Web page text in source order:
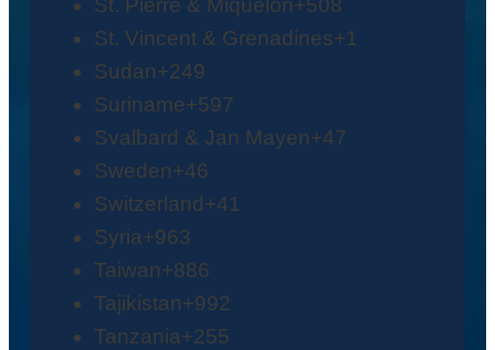
St. Pierre & Miquelon+508
St. Vincent & Grenadines+1
Sudan+249
Suriname+597
Svalbard & Jan Mayen+47
Sweden+46
Switzerland +41
Syria+963
Taiwan+886
Tajikistan+992
Tanzania+255